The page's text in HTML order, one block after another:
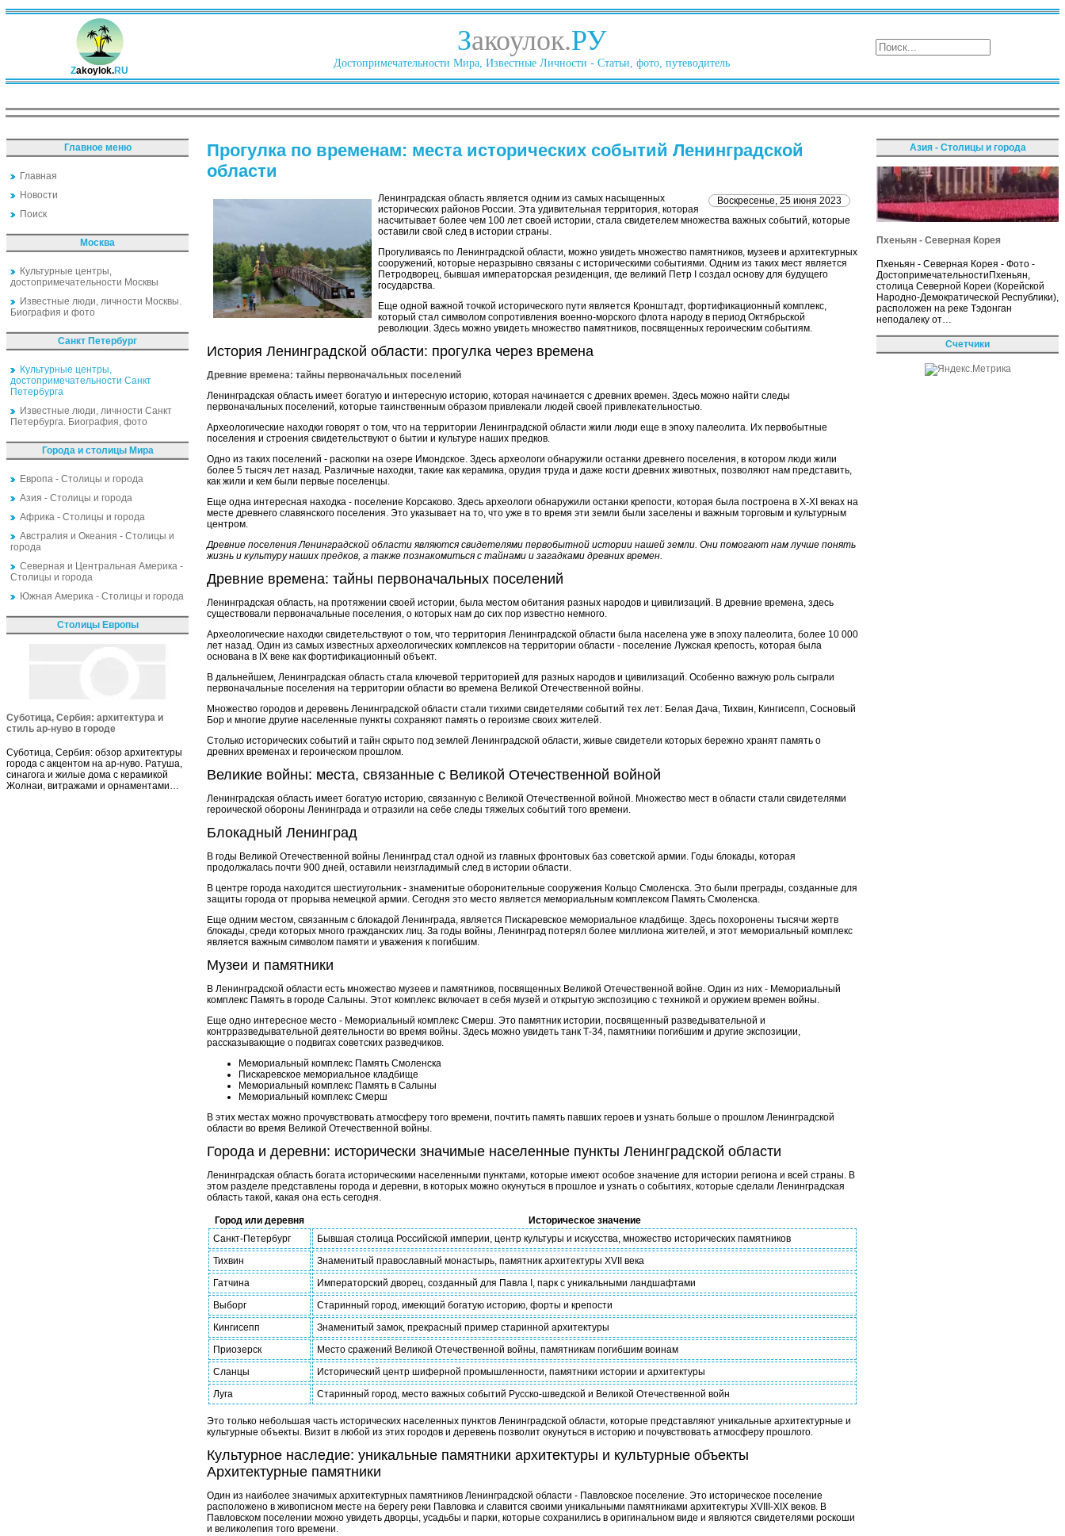
Zakoylok.RU
Закоулок.РУ
Достопримечательности Мира, Известные Личности - Статьи, фото, путеводитель
Главное меню
Главная
Новости
Поиск
Москва
Культурные центры,
достопримечательности Москвы
Известные люди, личности Москвы.
Биография и фото
Санкт Петербург
Культурные центры,
достопримечательности Санкт
Петербурга
Известные люди, личности Санкт
Петербурга. Биография, фото
Города и столицы Мира
Европа - Столицы и города
Азия - Столицы и города
Африка - Столицы и города
Австралия и Океания - Столицы и
города
Северная и Центральная Америка -
Столицы и города
Южная Америка - Столицы и города
Столицы Европы
Суботица, Сербия: архитектура и
стиль ар-нуво в городе
Суботица, Сербия: обзор архитектуры
города с акцентом на ар-нуво. Ратуша,
синагога и жилые дома с керамикой
Жолнаи, витражами и орнаментами…
Прогулка по временам: места исторических событий Ленинградской
области
Воскресенье, 25 июня 2023
Ленинградская область является одним из самых насыщенных
исторических районов России. Эта удивительная территория, которая
насчитывает более чем 100 лет своей истории, стала свидетелем множества важных событий, которые
оставили свой след в истории страны.
Прогуливаясь по Ленинградской области, можно увидеть множество памятников, музеев и архитектурных
сооружений, которые неразрывно связаны с историческими событиями. Одним из таких мест является
Петродворец, бывшая императорская резиденция, где великий Петр I создал основу для будущего
государства.
Еще одной важной точкой исторического пути является Кронштадт, фортификационный комплекс,
который стал символом сопротивления военно-морского флота народу в период Октябрьской
революции. Здесь можно увидеть множество памятников, посвященных героическим событиям.
История Ленинградской области: прогулка через времена
Древние времена: тайны первоначальных поселений
Ленинградская область имеет богатую и интересную историю, которая начинается с древних времен. Здесь можно найти следы
первоначальных поселений, которые таинственным образом привлекали людей своей привлекательностью.
Археологические находки говорят о том, что на территории Ленинградской области жили люди еще в эпоху палеолита. Их первобытные
поселения и строения свидетельствуют о бытии и культуре наших предков.
Одно из таких поселений - раскопки на озере Имондское. Здесь археологи обнаружили останки древнего поселения, в котором люди жили
более 5 тысяч лет назад. Различные находки, такие как керамика, орудия труда и даже кости древних животных, позволяют нам представить,
как жили и кем были первые поселенцы.
Еще одна интересная находка - поселение Корсаково. Здесь археологи обнаружили останки крепости, которая была построена в X-XI веках на
месте древнего славянского поселения. Это указывает на то, что уже в то время эти земли были заселены и важным торговым и культурным
центром.
Древние поселения Ленинградской области являются свидетелями первобытной истории нашей земли. Они помогают нам лучше понять
жизнь и культуру наших предков, а также познакомиться с тайнами и загадками древних времен.
Древние времена: тайны первоначальных поселений
Ленинградская область, на протяжении своей истории, была местом обитания разных народов и цивилизаций. В древние времена, здесь
существовали первоначальные поселения, о которых нам до сих пор известно немного.
Археологические находки свидетельствуют о том, что территория Ленинградской области была населена уже в эпоху палеолита, более 10 000
лет назад. Один из самых известных археологических комплексов на территории области - поселение Лужская крепость, которая была
основана в IX веке как фортификационный объект.
В дальнейшем, Ленинградская область стала ключевой территорией для разных народов и цивилизаций. Особенно важную роль сыграли
первоначальные поселения на территории области во времена Великой Отечественной войны.
Множество городов и деревень Ленинградской области стали тихими свидетелями событий тех лет: Белая Дача, Тихвин, Кингисепп, Сосновый
Бор и многие другие населенные пункты сохраняют память о героизме своих жителей.
Столько исторических событий и тайн скрыто под землей Ленинградской области, живые свидетели которых бережно хранят память о
древних временах и героическом прошлом.
Великие войны: места, связанные с Великой Отечественной войной
Ленинградская область имеет богатую историю, связанную с Великой Отечественной войной. Множество мест в области стали свидетелями
героической обороны Ленинграда и отразили на себе следы тяжелых событий того времени.
Блокадный Ленинград
В годы Великой Отечественной войны Ленинград стал одной из главных фронтовых баз советской армии. Годы блокады, которая
продолжалась почти 900 дней, оставили неизгладимый след в истории области.
В центре города находится шестиугольник - знаменитые оборонительные сооружения Кольцо Смоленска. Это были преграды, созданные для
защиты города от прорыва немецкой армии. Сегодня это место является мемориальным комплексом Память Смоленска.
Еще одним местом, связанным с блокадой Ленинграда, является Пискаревское мемориальное кладбище. Здесь похоронены тысячи жертв
блокады, среди которых много гражданских лиц. За годы войны, Ленинград потерял более миллиона жителей, и этот мемориальный комплекс
является важным символом памяти и уважения к погибшим.
Музеи и памятники
В Ленинградской области есть множество музеев и памятников, посвященных Великой Отечественной войне. Один из них - Мемориальный
комплекс Память в городе Салыны. Этот комплекс включает в себя музей и открытую экспозицию с техникой и оружием времен войны.
Еще одно интересное место - Мемориальный комплекс Смерш. Это памятник истории, посвященный разведывательной и
контрразведывательной деятельности во время войны. Здесь можно увидеть танк Т-34, памятники погибшим и другие экспозиции,
рассказывающие о подвигах советских разведчиков.
Мемориальный комплекс Память Смоленска
Пискаревское мемориальное кладбище
Мемориальный комплекс Память в Салыны
Мемориальный комплекс Смерш
В этих местах можно прочувствовать атмосферу того времени, почтить память павших героев и узнать больше о прошлом Ленинградской
области во время Великой Отечественной войны.
Города и деревни: исторически значимые населенные пункты Ленинградской области
Ленинградская область богата историческими населенными пунктами, которые имеют особое значение для истории региона и всей страны. В
этом разделе представлены города и деревни, в которых можно окунуться в прошлое и узнать о событиях, которые сделали Ленинградская
область такой, какая она есть сегодня.
Город или деревня
Историческое значение
Санкт-Петербург
Бывшая столица Российской империи, центр культуры и искусства, множество исторических памятников
Тихвин
Знаменитый православный монастырь, памятник архитектуры XVII века
Гатчина
Императорский дворец, созданный для Павла I, парк с уникальными ландшафтами
Выборг
Старинный город, имеющий богатую историю, форты и крепости
Кингисепп
Знаменитый замок, прекрасный пример старинной архитектуры
Приозерск
Место сражений Великой Отечественной войны, памятникам погибшим воинам
Сланцы
Исторический центр шиферной промышленности, памятники истории и архитектуры
Луга
Старинный город, место важных событий Русско-шведской и Великой Отечественной войн
Это только небольшая часть исторических населенных пунктов Ленинградской области, которые представляют уникальные архитектурные и
культурные объекты. Визит в любой из этих городов и деревень позволит окунуться в историю и почувствовать атмосферу прошлого.
Культурное наследие: уникальные памятники архитектуры и культурные объекты
Архитектурные памятники
Один из наиболее значимых архитектурных памятников Ленинградской области - Павловское поселение. Это историческое поселение
расположено в живописном месте на берегу реки Павловка и славится своими уникальными памятниками архитектуры XVIII-XIX веков. В
Павловском поселении можно увидеть дворцы, усадьбы и парки, которые сохранились в оригинальном виде и являются свидетелями роскоши
и великолепия того времени.
Азия - Столицы и города
Пхеньян - Северная Корея
Пхеньян - Северная Корея - Фото -
ДостопримечательностиПхеньян,
столица Северной Кореи (Корейской
Народно-Демократической Республики),
расположен на реке Тэдонган
неподалеку от…
Счетчики